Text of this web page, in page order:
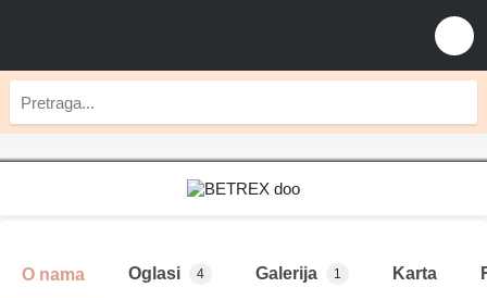
O nama Oglasi 4 Galerija 1 Karta